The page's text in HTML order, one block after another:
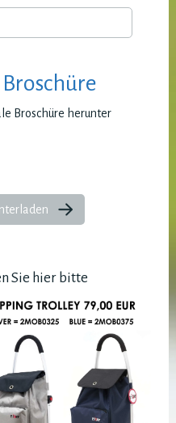
Broschüre herunter
Sie hier bitte